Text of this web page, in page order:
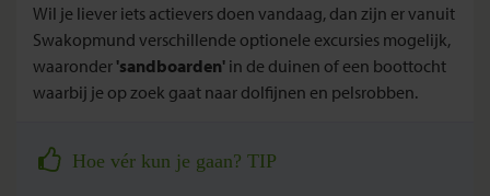
Wil je liever iets actievers doen vandaag, dan zijn er vanuit
Swakopmund verschillende optionele excursies mogelijk,
waaronder 'sandboarden' in de duinen of een boottocht
waarbij je op zoek gaat naar dolfijnen en pelsrobben.
Hoe vér kun je gaan? TIP